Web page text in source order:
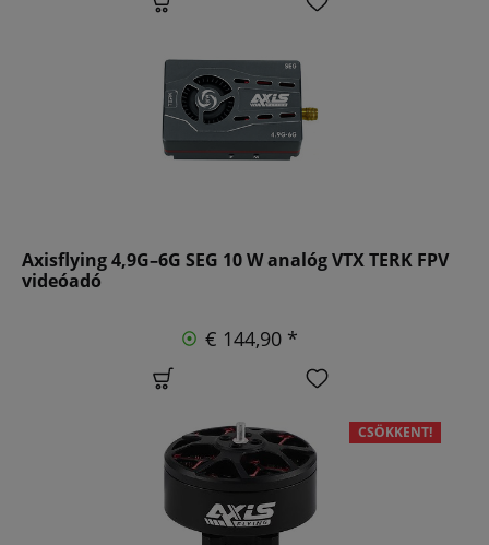
Axisflying 4,9G–6G SEG 10 W analóg VTX TERK FPV
videóadó
€ 144,90 *
CSÖKKENT!